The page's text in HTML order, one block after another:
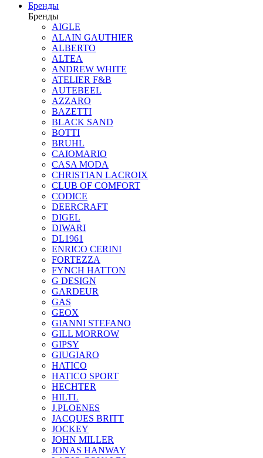
Бренды
Бренды
AIGLE
ALAIN GAUTHIER
ALBERTO
ALTEA
ANDREW WHITE
ATELIER F&B
AUTEBEEL
AZZARO
BAZETTI
BLACK SAND
BOTTI
BRUHL
CAIOMARIO
CASA MODA
CHRISTIAN LACROIX
CLUB OF COMFORT
CODICE
DEERCRAFT
DIGEL
DIWARI
DL1961
ENRICO CERINI
FORTEZZA
FYNCH HATTON
G DESIGN
GARDEUR
GAS
GEOX
GIANNI STEFANO
GILL MORROW
GIPSY
GIUGIARO
HATICO
HATICO SPORT
HECHTER
HILTL
J.PLOENES
JAСQUES BRITT
JOCKEY
JOHN MILLER
JONAS HANWAY